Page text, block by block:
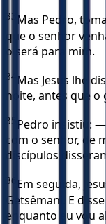
33 Mas Pedro,
que o senhor
o será para mim.
34 Mas Jesus lhe
noite, antes que o
35 Pedro insistiu: —
com o senhor, de
discípulos
36 Em seguida,
Getsêmani. E
enquanto eu vou